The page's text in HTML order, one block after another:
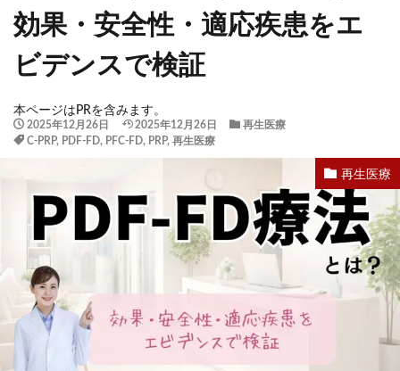
効果・安全性・適応疾患をエ
ビデンスで検証
本ページはPRを含みます。
2025年12月26日 2025年12月26日
再生医療
C-PRP, PDF-FD, PFC-FD, PRP, 再生医療
再生医療